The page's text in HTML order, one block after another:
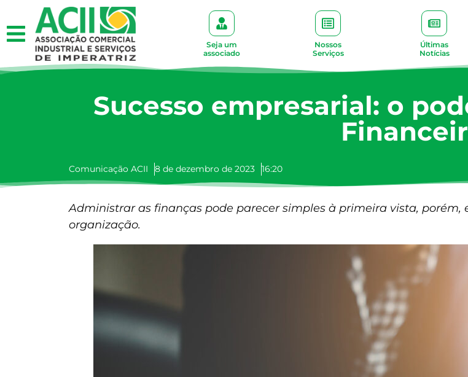
Seja um
associado
Nossos
Serviços
Últimas
Notícias
Sucesso empresarial: o
Comunicação ACII 8 de dezembro de 2023 16:20
Administrar as finanças pode parecer simples à primeira vista,
organização.